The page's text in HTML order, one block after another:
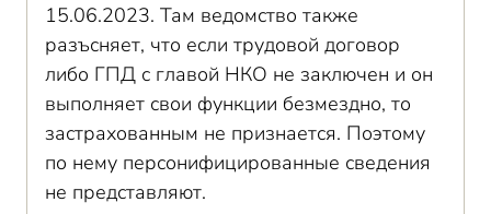
15.06.2023. Там ведомство также
разъсняет, что если трудовой договор
либо ГПД с главой НКО не заключен и он
выполняет свои функции безмездно, то
застрахованным не признается. Поэтому
по нему персонифицированные сведения
не представляют.